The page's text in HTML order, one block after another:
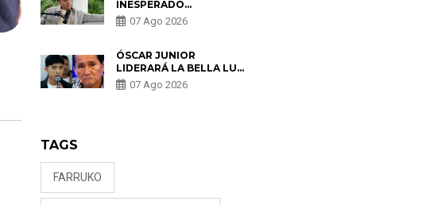
INESPERADO
PROBLEMA DE SALUD
ANTES DE SEPARARSE
ENCONTRARON UN
TUMOR”
07 Ago 2026
ÓSCAR JUNIOR
LIDERARÁ LA BELLA LUZ
TRAS SALIDA DE SU
PADRE POR POLÉMICA
07 Ago 2026
TAGS
FARRUKO